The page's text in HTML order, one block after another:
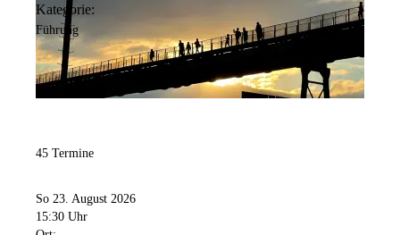
Kategorie:
Führung
45 Termine
So 23. August 2026
15:30 Uhr